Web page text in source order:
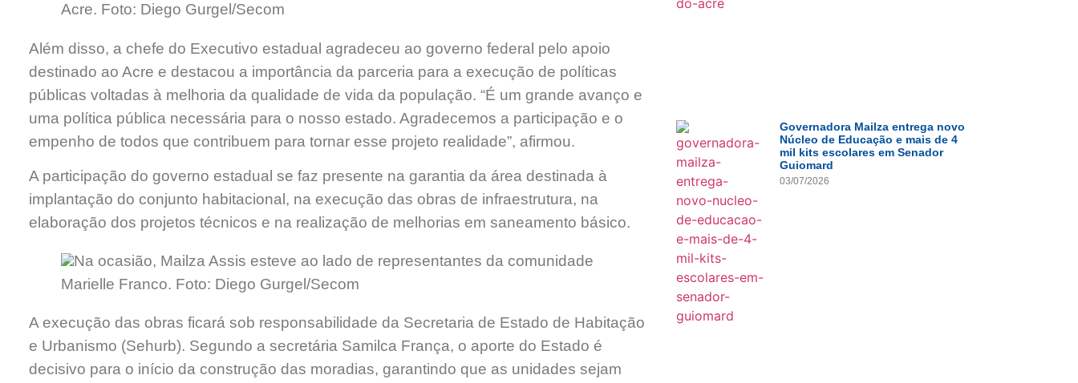
Acre. Foto: Diego Gurgel/Secom
Além disso, a chefe do Executivo estadual agradeceu ao governo federal pelo apoio
destinado ao Acre e destacou a importância da parceria para a execução de políticas
públicas voltadas à melhoria da qualidade de vida da população. “É um grande avanço e
uma política pública necessária para o nosso estado. Agradecemos a participação e o
empenho de todos que contribuem para tornar esse projeto realidade”, afirmou.
A participação do governo estadual se faz presente na garantia da área destinada à
implantação do conjunto habitacional, na execução das obras de infraestrutura, na
elaboração dos projetos técnicos e na realização de melhorias em saneamento básico.
Na ocasião, Mailza Assis esteve ao lado de representantes da comunidade
Marielle Franco. Foto: Diego Gurgel/Secom
A execução das obras ficará sob responsabilidade da Secretaria de Estado de Habitação
e Urbanismo (Sehurb). Segundo a secretária Samilca França, o aporte do Estado é
decisivo para o início da construção das moradias, garantindo que as unidades sejam
Governadora Mailza entrega novo
Núcleo de Educação e mais de 4
mil kits escolares em Senador
Guiomard
03/07/2026